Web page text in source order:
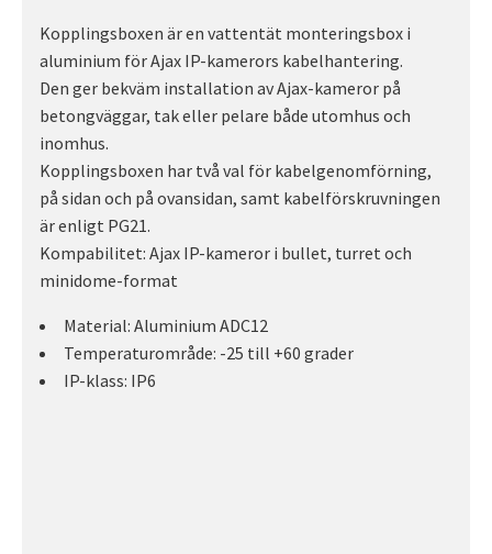
Kopplingsboxen är en vattentät monteringsbox i
aluminium för Ajax IP-kamerors kabelhantering.
Den ger bekväm installation av Ajax-kameror på
betongväggar, tak eller pelare både utomhus och
inomhus.
Kopplingsboxen har två val för kabelgenomförning,
på sidan och på ovansidan, samt kabelförskruvningen
är enligt PG21.
Kompabilitet: Ajax IP-kameror i bullet, turret och
minidome-format
Material: Aluminium ADC12
Temperaturområde: -25 till +60 grader
IP-klass: IP6